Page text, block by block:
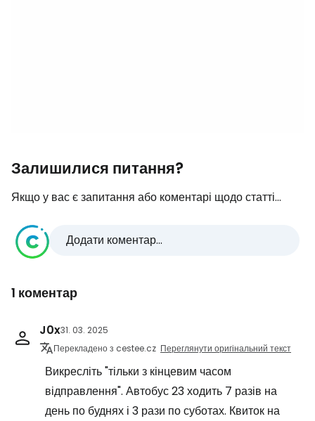
Залишилися питання?
Якщо у вас є запитання або коментарі щодо статті...
Додати коментар...
1 коментар
J0x31. 03. 2025
Перекладено з cestee.cz Переглянути оригінальний текст
Викресліть "тільки з кінцевим часом
відправлення". Автобус 23 ходить 7 разів на
день по буднях і 3 рази по суботах. Квиток на